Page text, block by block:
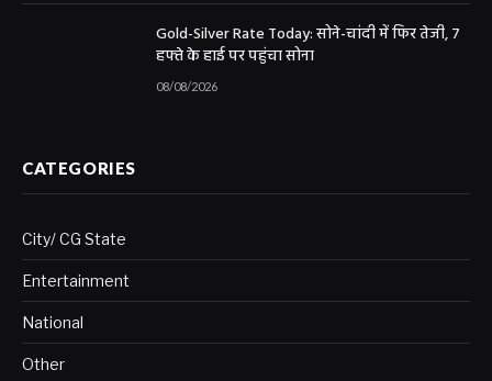
Gold-Silver Rate Today: सोने-चांदी में फिर तेजी, 7
हफ्ते के हाई पर पहुंचा सोना
08/08/2026
CATEGORIES
City/ CG State
Entertainment
National
Other